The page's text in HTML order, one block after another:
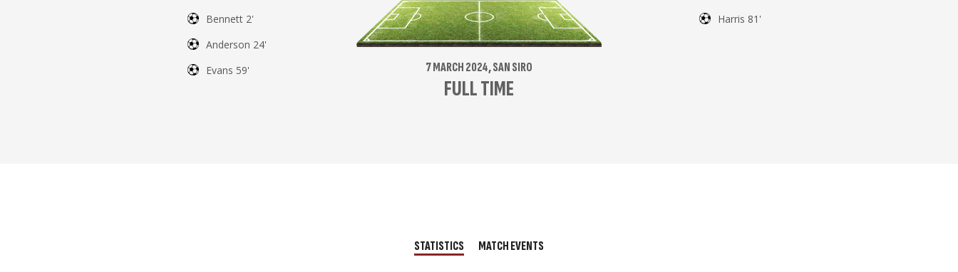
Bennett 2'
Anderson 24'
Evans 59'
7 MARCH 2024, SAN SIRO
FULL TIME
Harris 81'
STATISTICS MATCH EVENTS